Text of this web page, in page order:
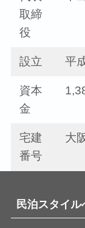
取締
役
設立 平
資本
金
宅建
番号
大
民泊スタイ